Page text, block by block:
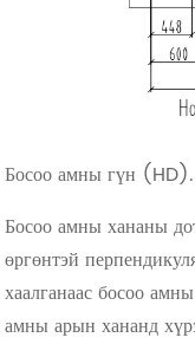
Босоо амны гүн (HD).
Босоо амны хананы
өргөнтэй
хаалганаас босоо
амны арын хананд